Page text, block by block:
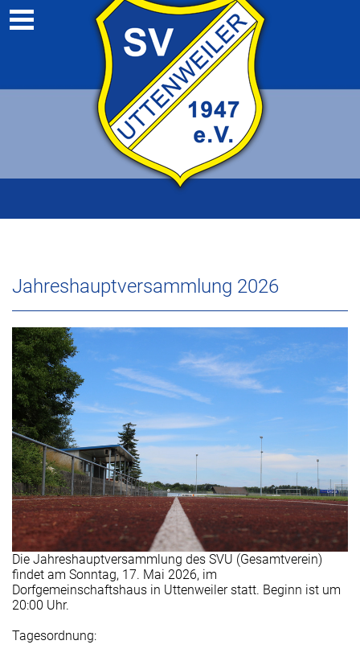
Jahreshauptversammlung 2026
Die Jahreshauptversammlung des SVU (Gesamtverein)
findet am Sonntag, 17. Mai 2026, im
Dorfgemeinschaftshaus in Uttenweiler statt. Beginn ist um
20:00 Uhr.
Tagesordnung: